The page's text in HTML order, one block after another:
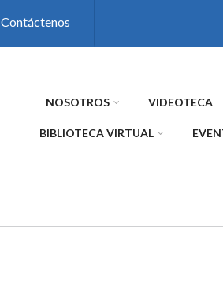
Contáctenos
NOSOTROS VIDEOTECA
BIBLIOTECA VIRTUAL